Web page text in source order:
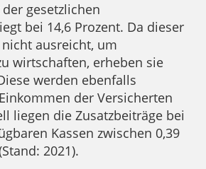
gesetzlichen
bei 14,6 Prozent. Da dieser
nicht ausreicht, um
wirtschaften, erheben sie
werden ebenfalls
der Versicherten
liegen die Zusatzbeiträge bei
Kassen zwischen 0,39
2021).